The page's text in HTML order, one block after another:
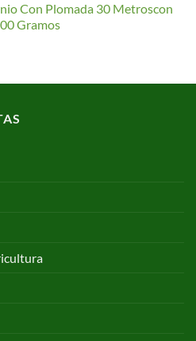
Con Plomada 30 Metroscon
Gramos